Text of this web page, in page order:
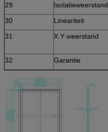
29
Isolatieweerstand
30
Lineariteit
31
X.Y weerstand
32
Garantie